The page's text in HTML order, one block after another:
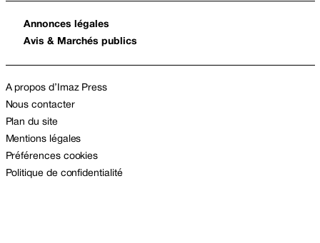
Annonces légales
Avis & Marchés publics
A propos d’Imaz Press
Nous contacter
Plan du site
Mentions légales
Préférences cookies
Politique de confidentialité